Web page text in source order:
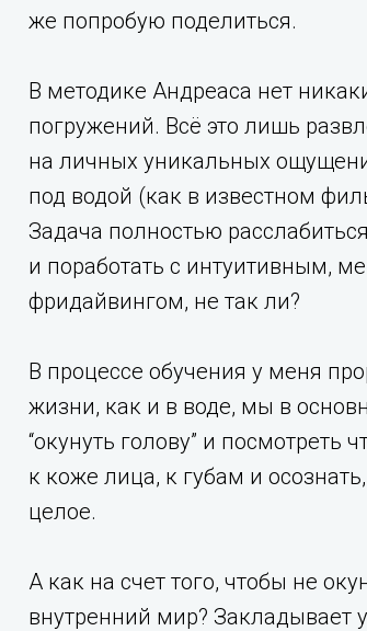
же попробую поделиться.
В методике Андреаса нет
погружений. Всё это лишь
на личных уникальных
под водой (как в известном
Задача полностью
и поработать с интуитивным,
фридайвингом, не так ли?
В процессе обучения у меня
жизни, как и в воде, мы в
“окунуть голову” и посмотреть
к коже лица, к губам и
целое.
А как на счет того, чтобы не
внутренний мир? Закладывает